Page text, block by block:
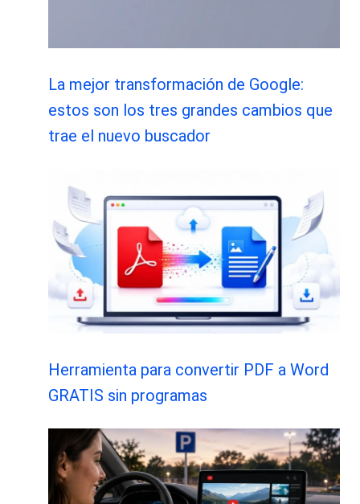
La mejor transformación de Google:
estos son los tres grandes cambios que
trae el nuevo buscador
Herramienta para convertir PDF a Word
GRATIS sin programas